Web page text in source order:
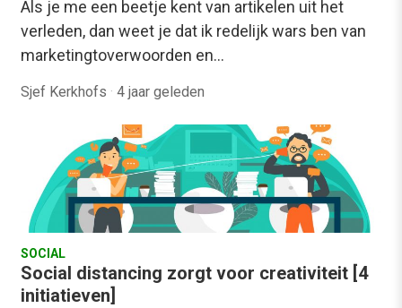
Als je me een beetje kent van artikelen uit het
verleden, dan weet je dat ik redelijk wars ben van
marketingtoverwoorden en…
Sjef Kerkhofs · 4 jaar geleden
SOCIAL
Social distancing zorgt voor creativiteit [4
initiatieven]